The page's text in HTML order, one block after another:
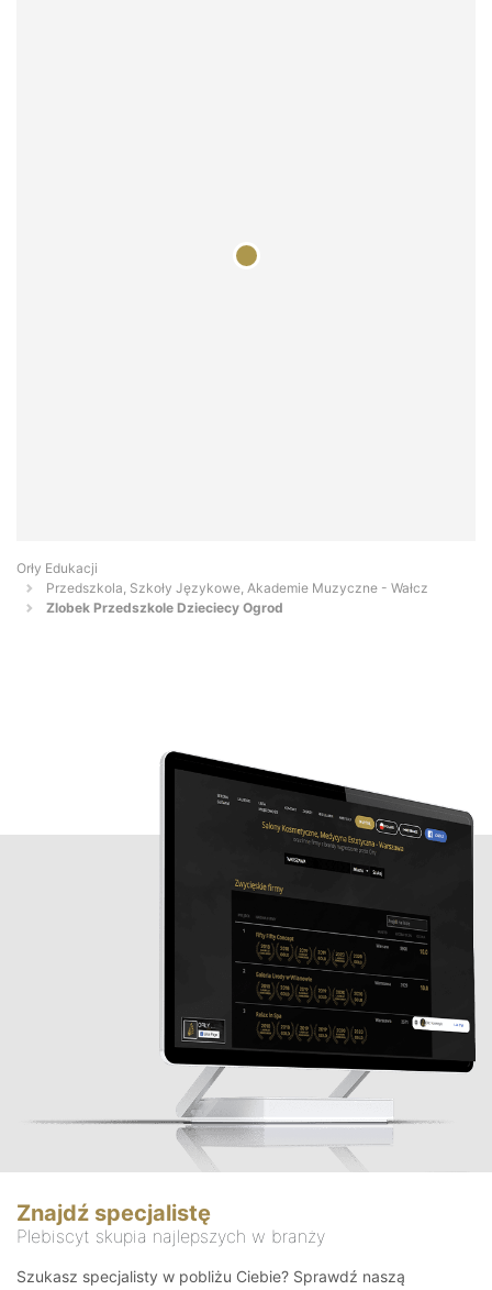
Orły Edukacji
Przedszkola, Szkoły Językowe, Akademie Muzyczne - Wałcz
Zlobek Przedszkole Dzieciecy Ogrod
Znajdź specjalistę
Plebiscyt skupia najlepszych w branży
Szukasz specjalisty w pobliżu Ciebie? Sprawdź naszą